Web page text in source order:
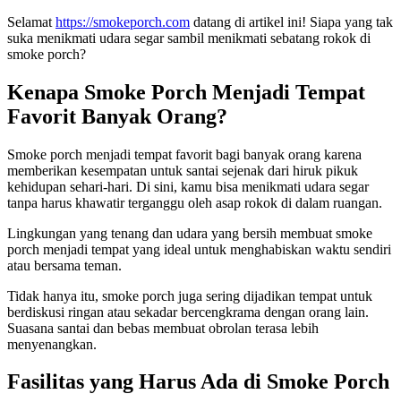
Selamat https://smokeporch.com datang di artikel ini! Siapa yang tak
suka menikmati udara segar sambil menikmati sebatang rokok di
smoke porch?
Kenapa Smoke Porch Menjadi Tempat
Favorit Banyak Orang?
Smoke porch menjadi tempat favorit bagi banyak orang karena
memberikan kesempatan untuk santai sejenak dari hiruk pikuk
kehidupan sehari-hari. Di sini, kamu bisa menikmati udara segar
tanpa harus khawatir terganggu oleh asap rokok di dalam ruangan.
Lingkungan yang tenang dan udara yang bersih membuat smoke
porch menjadi tempat yang ideal untuk menghabiskan waktu sendiri
atau bersama teman.
Tidak hanya itu, smoke porch juga sering dijadikan tempat untuk
berdiskusi ringan atau sekadar bercengkrama dengan orang lain.
Suasana santai dan bebas membuat obrolan terasa lebih
menyenangkan.
Fasilitas yang Harus Ada di Smoke Porch